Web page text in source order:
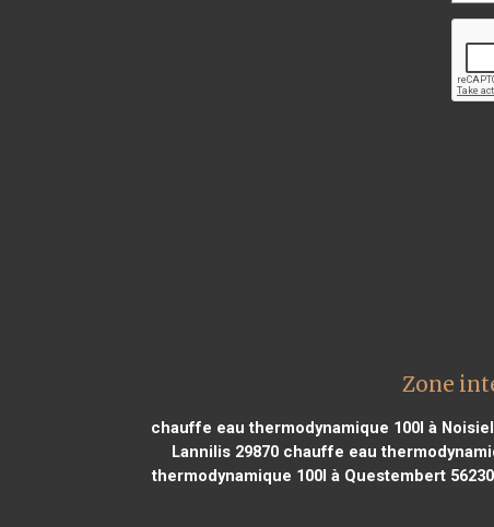
Zone
chauffe eau thermodynamique 100l à Noisiel
Lannilis 29870chauffe eau
thermodynamique 100l à Questembert 56230